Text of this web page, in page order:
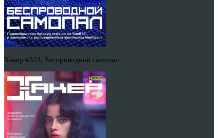
Хакер #323. Беспроводной самопал